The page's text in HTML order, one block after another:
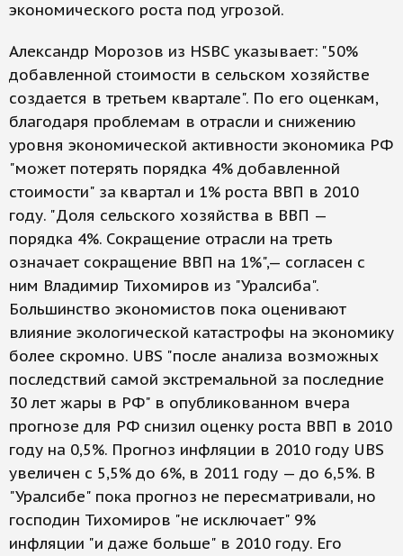
экономического роста под угрозой.
Александр Морозов из HSBC указывает: "50%
добавленной стоимости в сельском хозяйстве
создается в третьем квартале". По его оценкам,
благодаря проблемам в отрасли и снижению
уровня экономической активности экономика РФ
"может потерять порядка 4% добавленной
стоимости" за квартал и 1% роста ВВП в 2010
году. "Доля сельского хозяйства в ВВП —
порядка 4%. Сокращение отрасли на треть
означает сокращение ВВП на 1%",— согласен с
ним Владимир Тихомиров из "Уралсиба".
Большинство экономистов пока оценивают
влияние экологической катастрофы на экономику
более скромно. UBS "после анализа возможных
последствий самой экстремальной за последние
30 лет жары в РФ" в опубликованном вчера
прогнозе для РФ снизил оценку роста ВВП в 2010
году на 0,5%. Прогноз инфляции в 2010 году UBS
увеличен с 5,5% до 6%, в 2011 году — до 6,5%. В
"Уралсибе" пока прогноз не пересматривали, но
господин Тихомиров "не исключает" 9%
инфляции "и даже больше" в 2010 году. Его